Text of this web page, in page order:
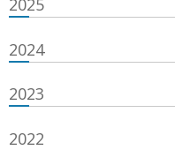
2025
2024
2023
2022